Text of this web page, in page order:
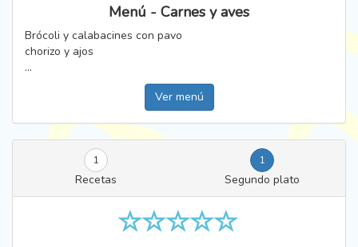
Menú - Carnes y aves
Brócoli y calabacines con pavo
chorizo y ajos
...
Ver menú
1 1
Recetas Segundo plato